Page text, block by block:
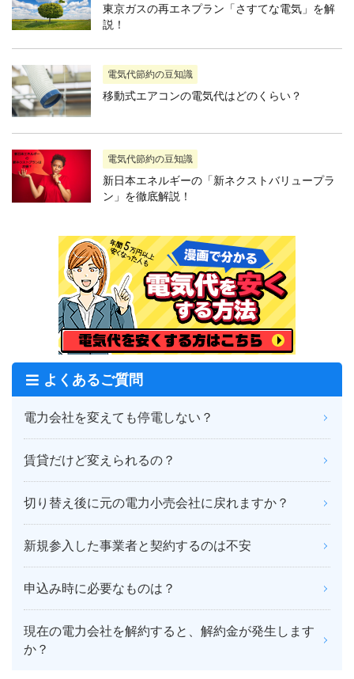
東京ガスの再エネプラン「さすてな電気」を解
説！
電気代節約の豆知識
移動式エアコンの電気代はどのくらい？
電気代節約の豆知識
新日本エネルギーの「新ネクストバリュープラ
ン」を徹底解説！
よくあるご質問
電力会社を変えても停電しない？
賃貸だけど変えられるの？
切り替え後に元の電力小売会社に戻れますか？
新規参入した事業者と契約するのは不安
申込み時に必要なものは？
現在の電力会社を解約すると、解約金が発生します
か？